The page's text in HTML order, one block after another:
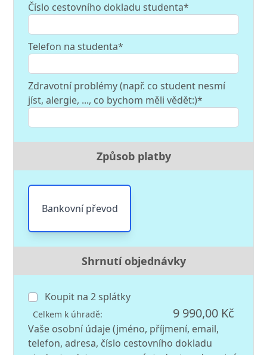
Číslo cestovního dokladu studenta*
Telefon na studenta*
Zdravotní problémy (např. co student nesmí
jíst, alergie, ..., co bychom měli vědět:)*
Způsob platby
Bankovní převod
Shrnutí objednávky
Koupit na2splátky
Celkem k úhradě: 9 990,00 Kč
Vaše osobní údaje (jméno, příjmení, email,
telefon, adresa, číslo cestovního dokladu